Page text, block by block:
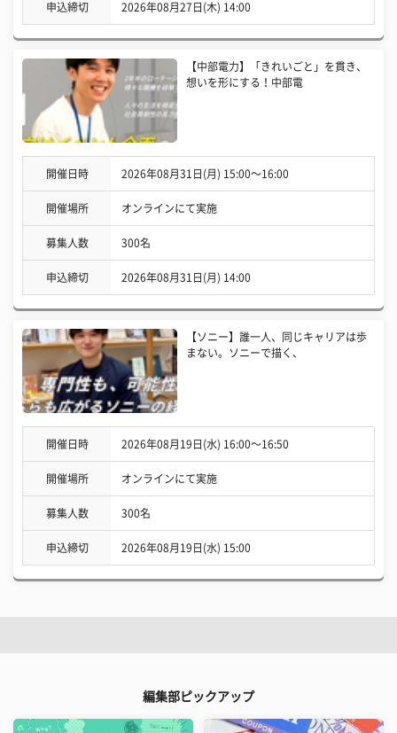
申込締切 2026年08月27日(木) 14:00
【中部電力】「きれいごと」を貫き、
想いを形にする！中部電
開催日時 2026年08月31日(月) 15:00〜16:00
開催場所 オンラインにて実施
募集人数 300名
申込締切 2026年08月31日(月) 14:00
【ソニー】誰一人、同じキャリアは歩
まない。ソニーで描く、
開催日時 2026年08月19日(水) 16:00〜16:50
開催場所 オンラインにて実施
募集人数 300名
申込締切 2026年08月19日(水) 15:00
編集部ピックアップ